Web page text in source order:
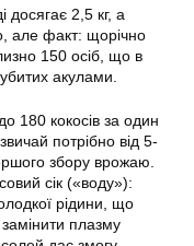
досягає 2,5 кг, а
але факт: щорічно
150 осіб, що в
убитих акулами.
180 кокосів за один
потрібно від 5-
збору врожаю.
сік («воду»):
рідини, що
плазму